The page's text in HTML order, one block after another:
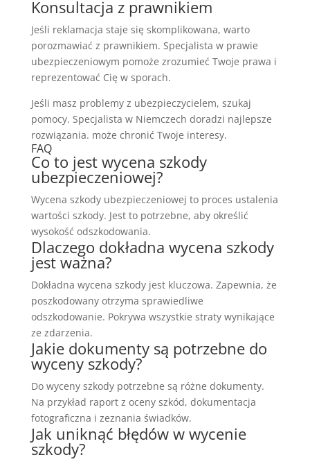
Konsultacja z prawnikiem
Jeśli reklamacja staje się skomplikowana, warto
porozmawiać z prawnikiem. Specjalista w prawie
ubezpieczeniowym pomoże zrozumieć Twoje prawa i
reprezentować Cię w sporach.
Jeśli masz problemy z ubezpieczycielem, szukaj
pomocy. Specjalista w Niemczech doradzi najlepsze
rozwiązania. może chronić Twoje interesy.
FAQ
Co to jest wycena szkody
ubezpieczeniowej?
Wycena szkody ubezpieczeniowej to proces ustalenia
wartości szkody. Jest to potrzebne, aby określić
wysokość odszkodowania.
Dlaczego dokładna wycena szkody
jest ważna?
Dokładna wycena szkody jest kluczowa. Zapewnia, że
poszkodowany otrzyma sprawiedliwe
odszkodowanie. Pokrywa wszystkie straty wynikające
ze zdarzenia.
Jakie dokumenty są potrzebne do
wyceny szkody?
Do wyceny szkody potrzebne są różne dokumenty.
Na przykład raport z oceny szkód, dokumentacja
fotograficzna i zeznania świadków.
Jak uniknąć błędów w wycenie
szkody?